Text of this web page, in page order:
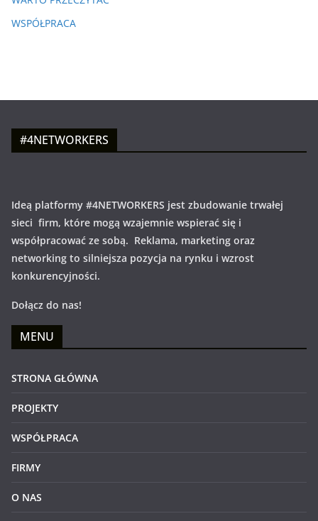
WSPÓŁPRACA
#4NETWORKERS
Ideą platformy #4NETWORKERS jest zbudowanie trwałej
sieci firm, które mogą wzajemnie wspierać się i
współpracować ze sobą. Reklama, marketing oraz
networking to silniejsza pozycja na rynku i wzrost
konkurencyjności.
Dołącz do nas!
MENU
STRONA GŁÓWNA
PROJEKTY
WSPÓŁPRACA
FIRMY
O NAS